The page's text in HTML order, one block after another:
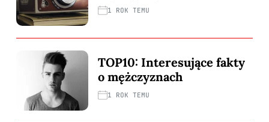
1 ROK TEMU
TOP10: Interesujące fakty
o mężczyznach
1 ROK TEMU